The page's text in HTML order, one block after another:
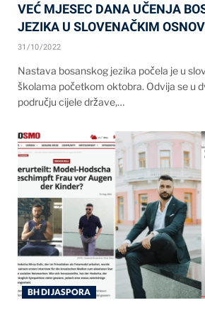
VEĆ MJESEC DANA UČENJA
JEZIKA U SLOVENAČKIM
31/10/2022
Nastava bosanskog jezika počela je u
školama početkom oktobra. Odvija se u
području cijele države,…
BH DIJASPORA